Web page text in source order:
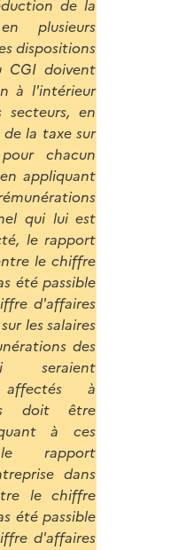
de la
plusieurs
dispositions
CGI doivent
à l'intérieur
en
la taxe sur
chacun
appliquant
qui lui est
le rapport
le chiffre
été passible
d'affaires
les salaires
des
seraient
affectés à
doit être
à ces
le rapport
dans
le chiffre
été passible
d'affaires